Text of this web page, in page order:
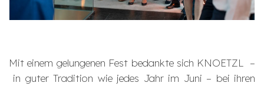
Mit einem gelungenen Fest bedankte sich KNOETZL –
in guter Tradition wie jedes Jahr im Juni – bei ihren